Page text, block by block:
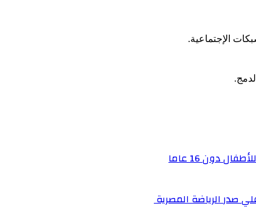
الإجتماعية.
دون 16 عاما
صدر الرياضة المصرية